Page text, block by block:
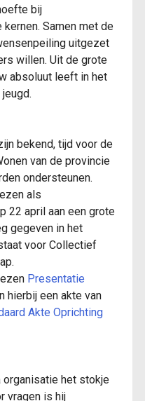
bij
Samen met de
uitgezet
willen. Uit de grote
absoluut leeft in het
bekend, tijd voor de
van de provincie
ondersteunen.
als
22 april aan een grote
gegeven in het
voor Collectief
Presentatie
hierbij een akte van
Akte Oprichting
organisatie het stokje
vragen is hij